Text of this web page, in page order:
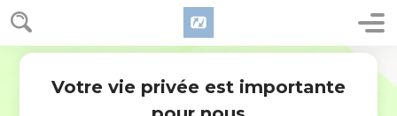
3
s'appliquent à pratiquer de belles œuvres. Voilà ce qui est
bon et utile aux hommes.
Mais les folles spéculations, les généalogies, les disputes,
sans valeur.Votre vie privée est importante